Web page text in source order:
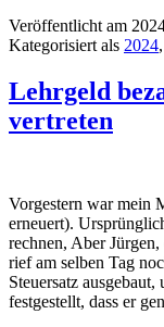
Veröffentlicht am
Kategorisiert als 2024,
Lehrgeld
vertreten
Vorgestern war mein
erneuert).
rechnen, Aber
rief am selben Tag
Steuersatz
festgestellt, dass er